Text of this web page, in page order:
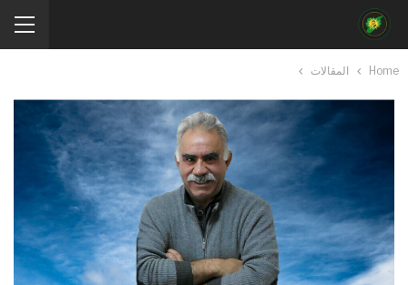
Home المقالات